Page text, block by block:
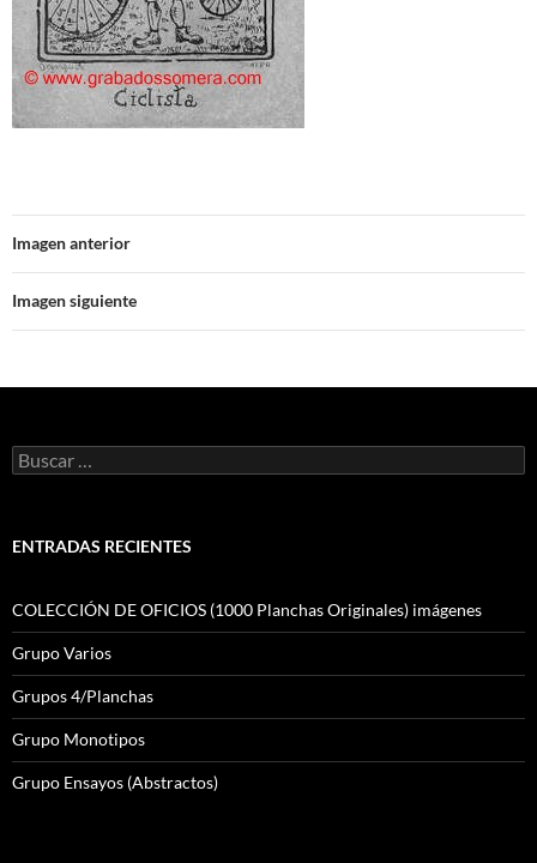
Imagen anterior
Imagen siguiente
Buscar:
ENTRADAS RECIENTES
COLECCIÓN DE OFICIOS (1000 Planchas Originales) imágenes
Grupo Varios
Grupos 4/Planchas
Grupo Monotipos
Grupo Ensayos (Abstractos)